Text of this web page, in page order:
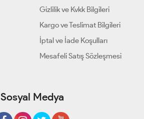
Gizlilik ve Kvkk Bilgileri
Kargo ve Teslimat Bilgileri
İptal ve İade Koşulları
Mesafeli Satış Sözleşmesi
Sosyal Medya